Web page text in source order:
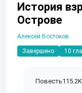
История
Острове
Алексей Востоков
Завершено 10
Повесть